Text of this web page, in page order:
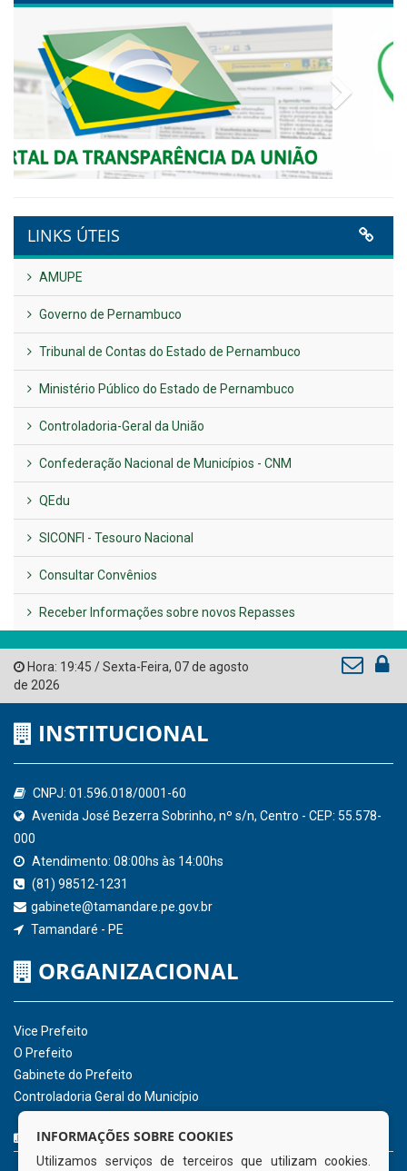
NOTA DE PESAR E LUTO OFICIAL
Publicado em: 9 de junho de 2026
Plano Diretor – 2026
Publicado em: 14 de maio de 2026
VER TODAS NOTÍCIAS
UTILIDADE PÚBLICA
Previous
LINKS ÚTEIS
AMUPE
Governo de Pernambuco
Tribunal de Contas do Estado de Pernambuco
Ministério Público do Estado de Pernambuco
Controladoria-Geral da União
Confederação Nacional de Municípios - CNM
QEdu
Consultar Convênios
Receber Informações sobre novos Repasses
Hora:19:45/ Sexta-Feira,07 de agosto
de 2026
INSTITUCIONAL
CNPJ: 01.596.018/0001-60
000
Atendimento: 08:00hs às 14:00hs
INFORMAÇÕES SOBRE COOKIES
Utilizamos serviços de terceiros que utilizam cookies.